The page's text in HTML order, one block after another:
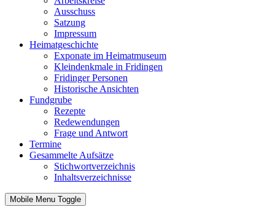
Ausschuss
Satzung
Impressum
Heimatgeschichte
Exponate im Heimatmuseum
Kleindenkmale in Fridingen
Fridinger Personen
Historische Ansichten
Fundgrube
Rezepte
Redewendungen
Frage und Antwort
Termine
Gesammelte Aufsätze
Stichwortverzeichnis
Inhaltsverzeichnisse
Mobile Menu Toggle